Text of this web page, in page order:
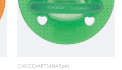
CHICCO (ARTSANA SpA)